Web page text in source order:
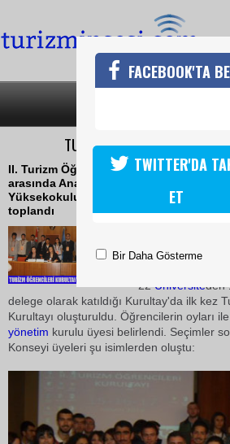
TURİZM ÖĞRENCİLERİ
II. Turizm Öğrencileri Kurultayı, 15-17
arasında Anadolu Üniversitesi Turizm
Yüksekokulu öğrencilerinin ev
toplandı
TURİZMİN SESİ
22Üniversiteden
delege olarak katıldığı Kurultay'da ilk kez
Kurultayı oluşturuldu. Öğrencilerin oyları
yönetim kurulu üyesi belirlendi. Seçimler
Konseyi üyeleri şu isimlerden oluştu:
FACEBOOK'TA
TWITTER'DA
ET
Bir Daha Gösterme